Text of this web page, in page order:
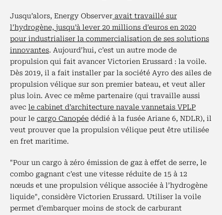
Jusqu’alors, Energy Observer avait travaillé sur
l’hydrogène, jusqu’à lever 20 millions d’euros en 2020
pour industrialiser la commercialisation de ses solutions
innovantes. Aujourd’hui, c’est un autre mode de
propulsion qui fait avancer Victorien Erussard : la voile.
Dès 2019, il a fait installer par la société Ayro des ailes de
propulsion vélique sur son premier bateau, et veut aller
plus loin. Avec ce même partenaire (qui travaille aussi
avec le cabinet d’architecture navale vannetais VPLP
pour le cargo Canopée dédié à la fusée Ariane 6, NDLR), il
veut prouver que la propulsion vélique peut être utilisée
en fret maritime.
"Pour un cargo à zéro émission de gaz à effet de serre, le
combo gagnant c’est une vitesse réduite de 15 à 12
nœuds et une propulsion vélique associée à l’hydrogène
liquide", considère Victorien Erussard. Utiliser la voile
permet d’embarquer moins de stock de carburant